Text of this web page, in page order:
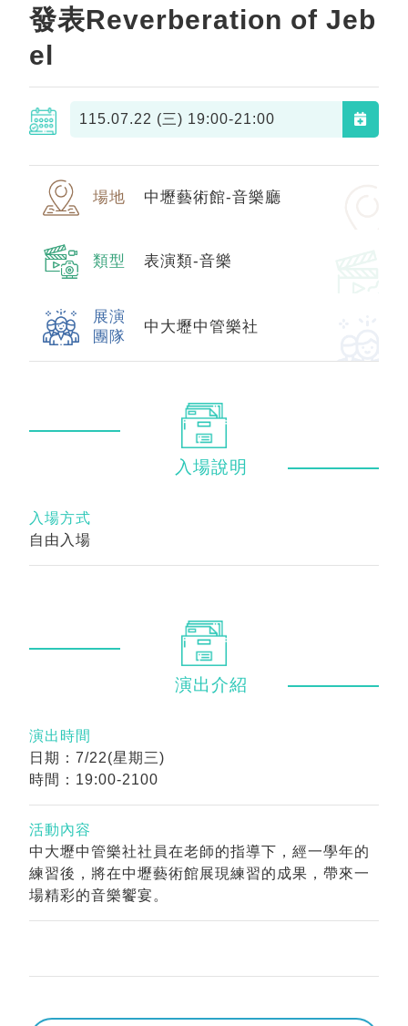
發表Reverberation of Jeb
el
115.07.22 (三) 19:00-21:00
場地 中壢藝術館-音樂廳
類型 表演類-音樂
展演
團隊
中大壢中管樂社
入場說明
入場方式
自由入場
演出介紹
演出時間
日期：7/22(星期三)
時間：19:00-2100
活動內容
中大壢中管樂社社員在老師的指導下，經一學年的
練習後，將在中壢藝術館展現練習的成果，帶來一
場精彩的音樂饗宴。